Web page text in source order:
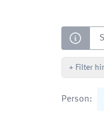
Suche
+ Filter
Person: